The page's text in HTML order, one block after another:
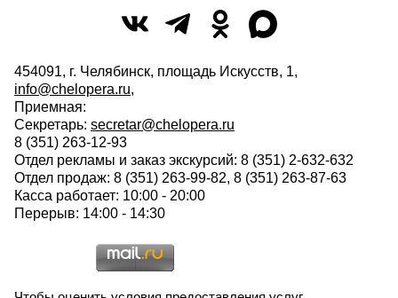
454091, г. Челябинск, площадь Искусств, 1,
info@chelopera.ru,
Приемная:
Секретарь: secretar@chelopera.ru
8 (351) 263-12-93
Отдел рекламы и заказ экскурсий: 8 (351) 2-632-632
Отдел продаж: 8 (351) 263-99-82, 8 (351) 263-87-63
Касса работает: 10:00 - 20:00
Перерыв: 14:00 - 14:30